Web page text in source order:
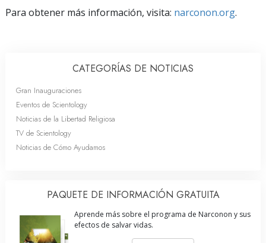
Para obtener más información, visita: narconon.org.
CATEGORÍAS DE NOTICIAS
Gran Inauguraciones
Eventos de Scientology
Noticias de la Libertad Religiosa
TV de Scientology
Noticias de Cómo Ayudamos
PAQUETE DE INFORMACIÓN GRATUITA
Aprende más sobre el programa de Narconon y sus
efectos de salvar vidas.